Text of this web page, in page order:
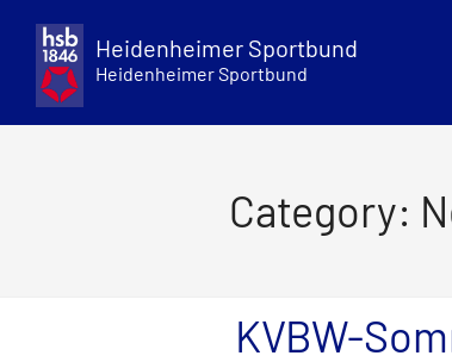
content
Heidenheimer Sportbund
Heidenheimer Sportbund
Category:
KVBW-